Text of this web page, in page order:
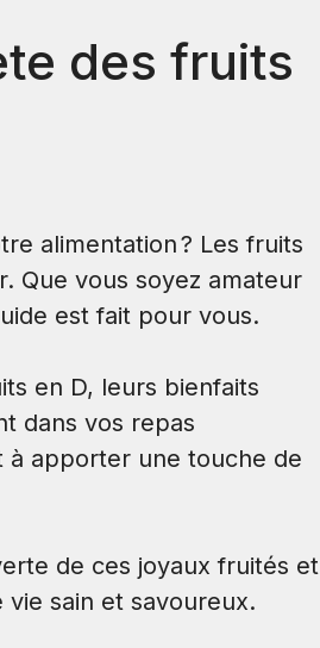
des fruits
alimentation ? Les fruits
Que vous soyez amateur
est fait pour vous.
en D, leurs bienfaits
dans vos repas
à apporter une touche de
de ces joyaux fruités et
sain et savoureux.